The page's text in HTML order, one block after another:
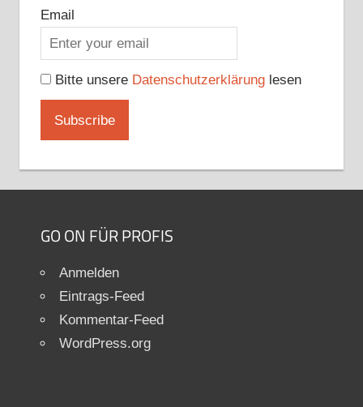
Email
Bitte unsere Datenschutzerklärunglesen
GO ON FÜR PROFIS
Anmelden
Eintrags-Feed
Kommentar-Feed
WordPress.org